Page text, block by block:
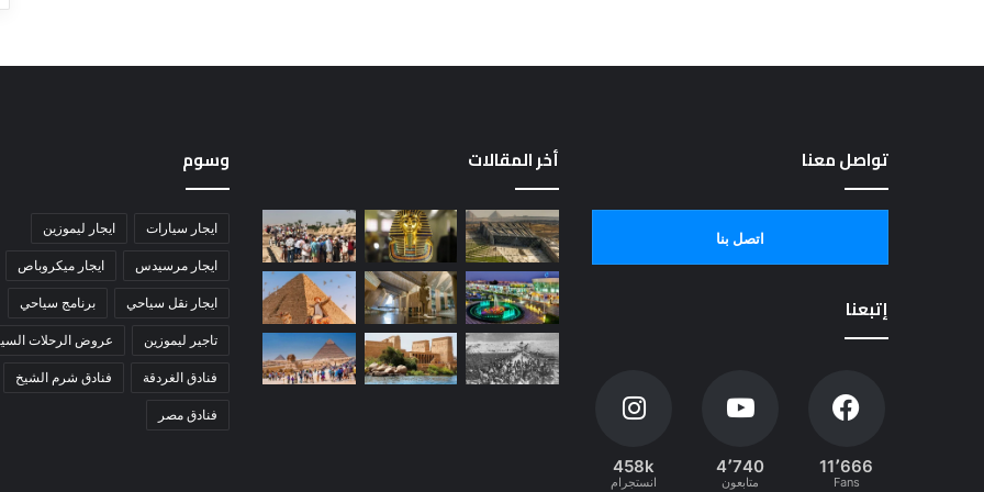
تواصل معنا
اتصل بنا
إتبعنا
11٬666
Fans
4٬740
متابعون
458k
انستجرام
أخر المقالات وسوم
ايجار سيارات ايجار ليموزين
ايجار مرسيدس ايجار ميكروباص
ايجار نقل سياحي برنامج سياحي
تاجير ليموزين عروض الرحلات
فنادق الغردقة فنادق شرم الشيخ
فنادق مصر